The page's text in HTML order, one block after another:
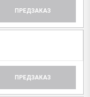
ПРЕДЗАКАЗ
ПРЕДЗАКАЗ